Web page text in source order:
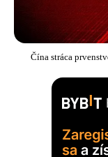
Čína stráca